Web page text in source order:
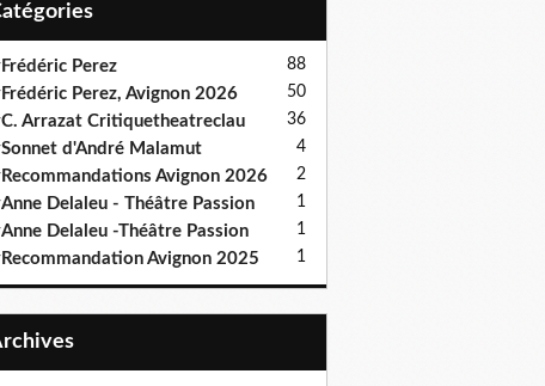
Catégories
Perez 88
Perez, Avignon 2026 50
Arrazat Critiquetheatreclau 36
d'André Malamut 4
Avignon 2026 2
Delaleu - Théâtre Passion 1
Delaleu -Théâtre Passion 1
Avignon 2025 1
Archives